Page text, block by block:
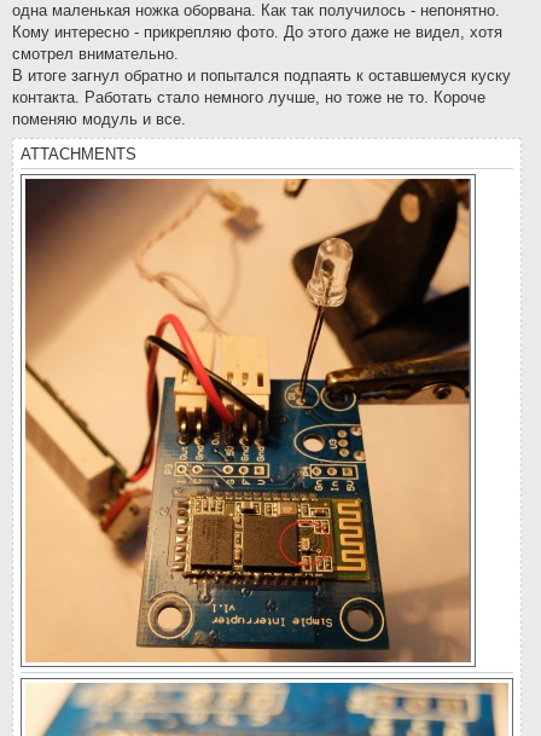
одна маленькая ножка оборвана. Как так получилось - непонятно.
Кому интересно - прикрепляю фото. До этого даже не видел, хотя
смотрел внимательно.
В итоге загнул обратно и попытался подпаять к оставшемуся куску
контакта. Работать стало немного лучше, но тоже не то. Короче
поменяю модуль и все.
ATTACHMENTS